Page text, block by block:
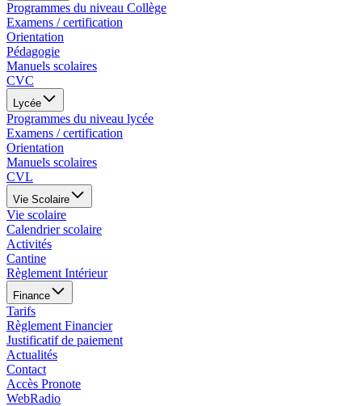
Programmes du niveau Collège
Examens / certification
Orientation
Pédagogie
Manuels scolaires
CVC
Lycée
Programmes du niveau lycée
Examens / certification
Orientation
Manuels scolaires
CVL
Vie Scolaire
Vie scolaire
Calendrier scolaire
Activités
Cantine
Règlement Intérieur
Finance
Tarifs
Règlement Financier
Justificatif de paiement
Actualités
Contact
Accès Pronote
WebRadio